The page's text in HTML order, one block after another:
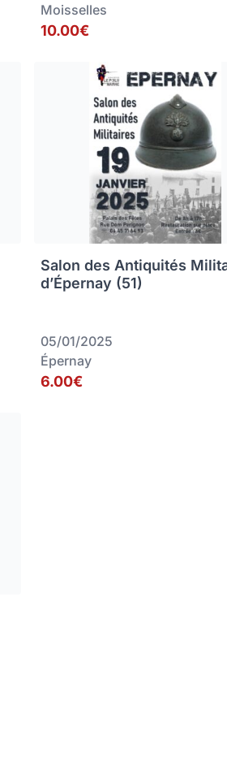
Moisselles
10.00€
Salon des Antiquités
d’Épernay (51)
05/01/2025
Épernay
6.00€